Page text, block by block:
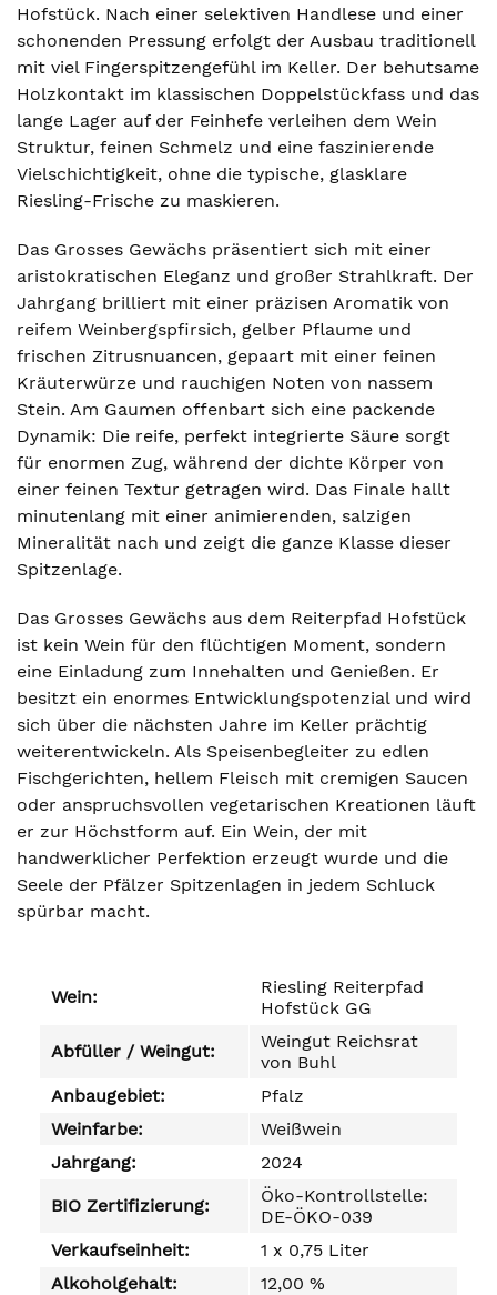
Hofstück. Nach einer selektiven Handlese und einer
schonenden Pressung erfolgt der Ausbau traditionell
mit viel Fingerspitzengefühl im Keller. Der behutsame
Holzkontakt im klassischen Doppelstückfass und das
lange Lager auf der Feinhefe verleihen dem Wein
Struktur, feinen Schmelz und eine faszinierende
Vielschichtigkeit, ohne die typische, glasklare
Riesling-Frische zu maskieren.
Das Grosses Gewächs präsentiert sich mit einer
aristokratischen Eleganz und großer Strahlkraft. Der
Jahrgang brilliert mit einer präzisen Aromatik von
reifem Weinbergspfirsich, gelber Pflaume und
frischen Zitrusnuancen, gepaart mit einer feinen
Kräuterwürze und rauchigen Noten von nassem
Stein. Am Gaumen offenbart sich eine packende
Dynamik: Die reife, perfekt integrierte Säure sorgt
für enormen Zug, während der dichte Körper von
einer feinen Textur getragen wird. Das Finale hallt
minutenlang mit einer animierenden, salzigen
Mineralität nach und zeigt die ganze Klasse dieser
Spitzenlage.
Das Grosses Gewächs aus dem Reiterpfad Hofstück
ist kein Wein für den flüchtigen Moment, sondern
eine Einladung zum Innehalten und Genießen. Er
besitzt ein enormes Entwicklungspotenzial und wird
sich über die nächsten Jahre im Keller prächtig
weiterentwickeln. Als Speisenbegleiter zu edlen
Fischgerichten, hellem Fleisch mit cremigen Saucen
oder anspruchsvollen vegetarischen Kreationen läuft
er zur Höchstform auf. Ein Wein, der mit
handwerklicher Perfektion erzeugt wurde und die
Seele der Pfälzer Spitzenlagen in jedem Schluck
spürbar macht.
Wein:
Riesling Reiterpfad
Hofstück GG
Abfüller / Weingut:
Weingut Reichsrat
von Buhl
Anbaugebiet:
Pfalz
Weinfarbe:
Weißwein
Jahrgang:
2024
BIO Zertifizierung:
Öko-Kontrollstelle:
DE-ÖKO-039
Verkaufseinheit:
1 x 0,75 Liter
Alkoholgehalt:
12,00 %